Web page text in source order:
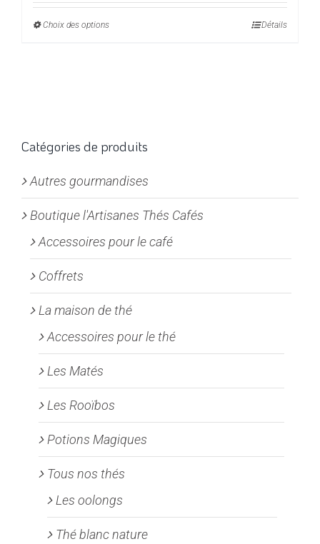
prix :
Choix des optionsCe
options
être
choisies
sur
la
page
produit
Détails
Catégories de produits
Autres gourmandises
Boutique l'Artisanes Thés Cafés
Accessoires pour le café
Coffrets
La maison de thé
Accessoires pour le thé
Les Matés
Les Rooïbos
Potions Magiques
Tous nos thés
Les oolongs
Thé blanc nature